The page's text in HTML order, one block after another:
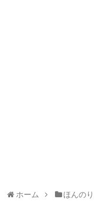
ホーム ほんの